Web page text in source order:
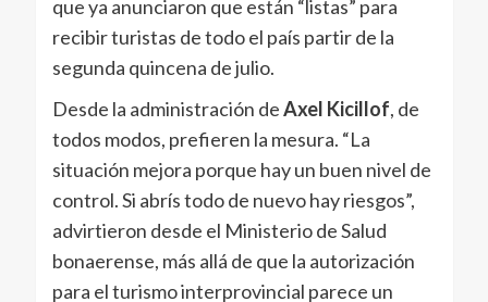
que ya anunciaron que están “listas” para
recibir turistas de todo el país partir de la
segunda quincena de julio.
Desde la administración deAxel Kicillof, de
todos modos, prefieren la mesura. “La
situación mejora porque hay un buen nivel de
control. Si abrís todo de nuevo hay riesgos”,
advirtieron desde el Ministerio de Salud
bonaerense, más allá de que la autorización
para el turismo interprovincial parece un